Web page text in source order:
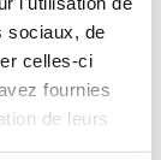
sociaux, de
celles-ci
fournies
de leurs